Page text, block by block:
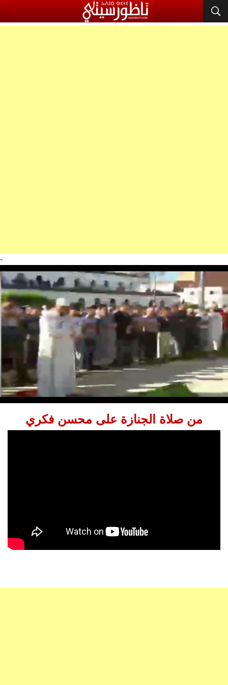
-
من صلاة الجنازة على محسن فكري